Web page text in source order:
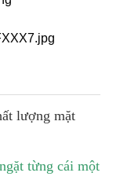
lượng mặt
từng cái một